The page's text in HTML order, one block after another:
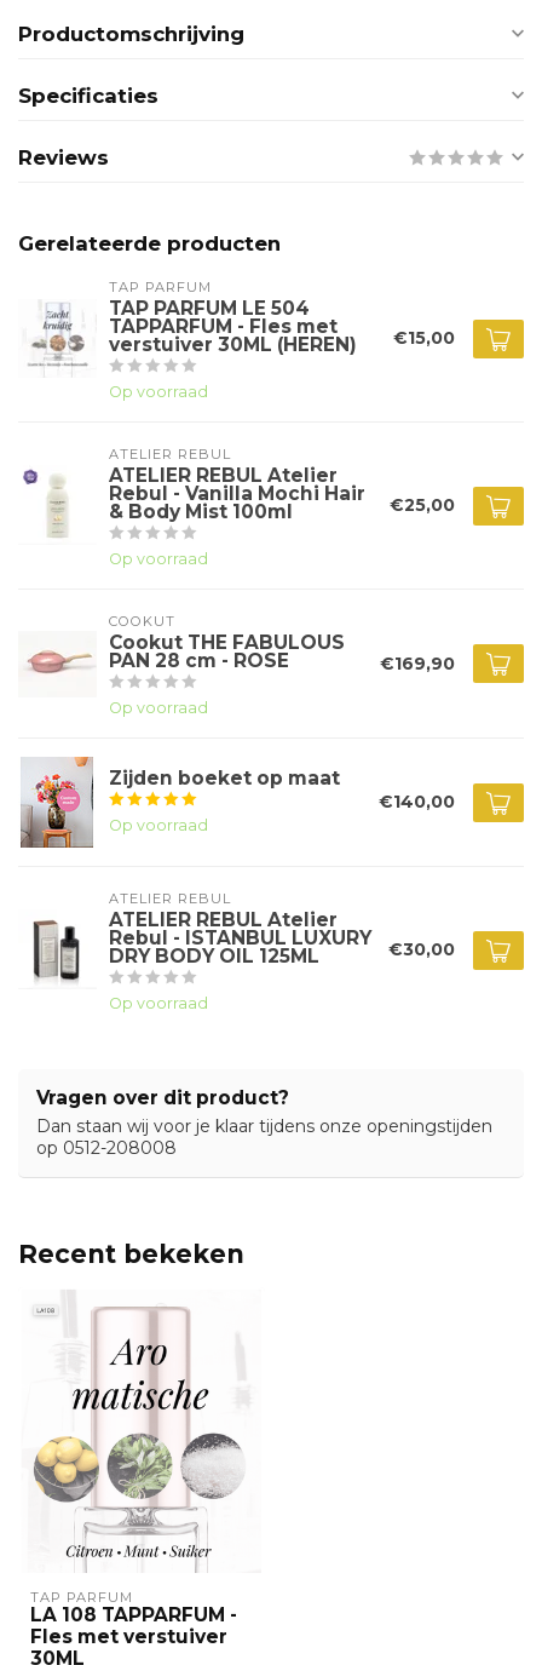
Productomschrijving
Specificaties
Reviews
Gerelateerde producten
TAP PARFUM
TAP PARFUM LE 504
TAPPARFUM - Fles met
verstuiver 30ML (HEREN)
Op voorraad
€15,00
ATELIER REBUL
ATELIER REBUL Atelier
Rebul - Vanilla Mochi Hair
& Body Mist 100ml
Op voorraad
€25,00
COOKUT
Cookut THE FABULOUS
PAN 28 cm - ROSE
Op voorraad
€169,90
Zijden boeket op maat
Op voorraad
€140,00
ATELIER REBUL
ATELIER REBUL Atelier
Rebul - ISTANBUL LUXURY
DRY BODY OIL 125ML
Op voorraad
€30,00
Vragen over dit product?
Dan staan wij voor je klaar tijdens onze openingstijden
op 0512-208008
Recent bekeken
TAP PARFUM
LA 108 TAPPARFUM -
Fles met verstuiver
30ML